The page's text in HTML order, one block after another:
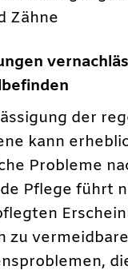
Zähne
der
kann
Probleme
Pflege führt
zu